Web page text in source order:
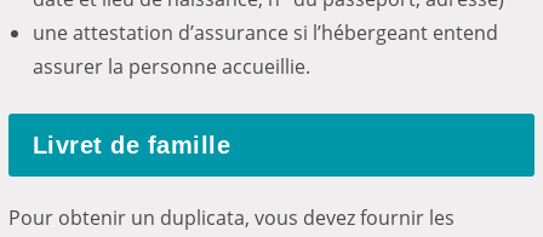
une attestation d’assurance si l’hébergeant entend
assurer la personne accueillie.
Livret de famille
Pour obtenir un duplicata, vous devez fournir les